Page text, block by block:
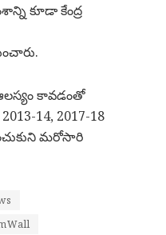
కూడా కేంద్ర
కావడంతో
14, 2017-18
మరోసారి